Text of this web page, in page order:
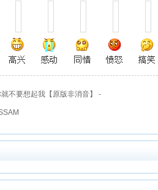
不要想起我【原版非消音】 -